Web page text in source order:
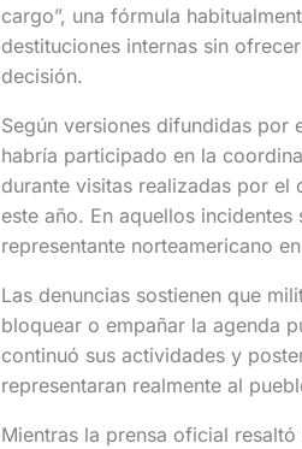
cargo”, una fórmula
destituciones internas sin
decisión.
Según versiones difundidas por
habría participado en la
durante visitas realizadas por el
este año. En aquellos
representante norteamericano
Las denuncias sostienen que
bloquear o empañar la agenda
continuó sus actividades y
representaran realmente al
Mientras la prensa oficial